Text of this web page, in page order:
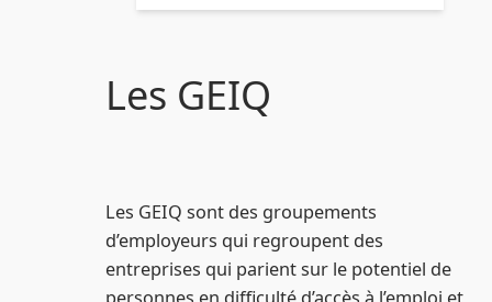
Les GEIQ
Les GEIQ sont des groupements
d’employeurs qui regroupent des
entreprises qui parient sur le potentiel de